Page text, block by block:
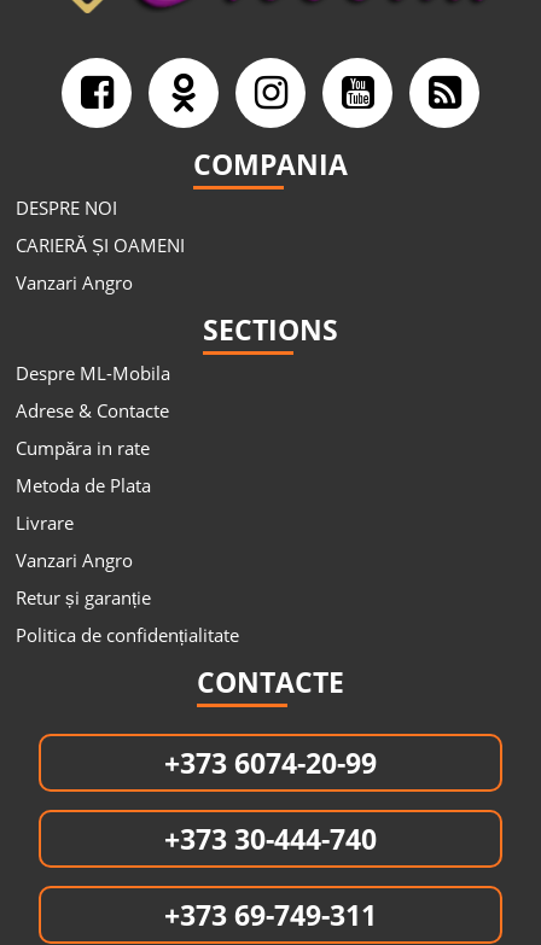
COMPANIA
DESPRE NOI
CARIERĂ ȘI OAMENI
Vanzari Angro
SECTIONS
Despre ML-Mobila
Adrese & Contacte
Cumpăra in rate
Metoda de Plata
Livrare
Vanzari Angro
Retur și garanție
Politica de confidențialitate
CONTACTE
+373 6074-20-99
+373 30-444-740
+373 69-749-311